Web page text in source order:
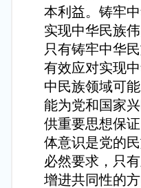
本利益。铸牢
实现中华民族
只有铸牢中华
有效应对实现
中民族领域可
能为党和国家
供重要思想保
体意识是党的
必然要求，只
增进共同性的